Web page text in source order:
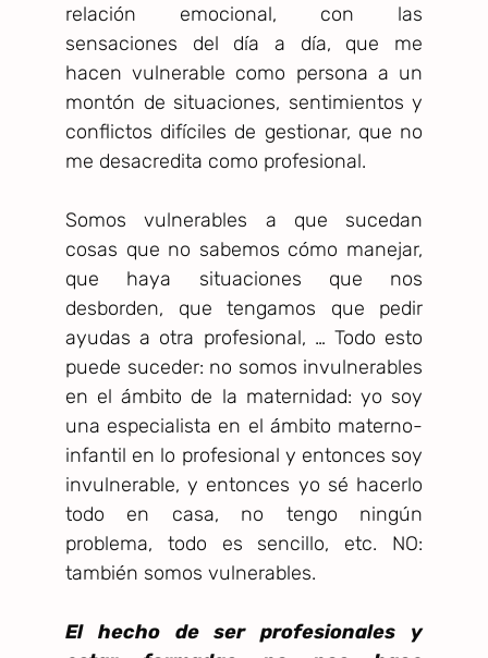
relación emocional, con las
sensaciones del día a día, que me
hacen vulnerable como persona a un
montón de situaciones, sentimientos y
conflictos difíciles de gestionar, que no
me desacredita como profesional.
Somos vulnerables a que sucedan
cosas que no sabemos cómo manejar,
que haya situaciones que nos
desborden, que tengamos que pedir
ayudas a otra profesional, … Todo esto
puede suceder: no somos invulnerables
en el ámbito de la maternidad: yo soy
una especialista en el ámbito materno-
infantil en lo profesional y entonces soy
invulnerable, y entonces yo sé hacerlo
todo en casa, no tengo ningún
problema, todo es sencillo, etc. NO:
también somos vulnerables.
El hecho de ser profesionales y